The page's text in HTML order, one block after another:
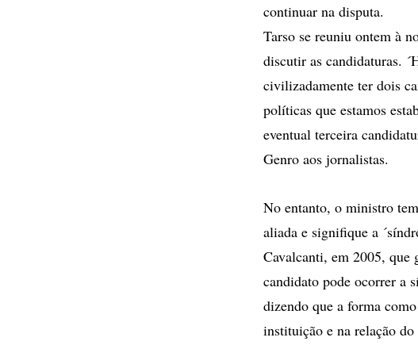
continuar na disputa.
Tarso se reuniu ontem à
discutir as candidaturas.
civilizadamente ter dois
políticas que estamos
eventual terceira
Genro aos jornalistas.
No entanto, o ministro
aliada e signifique a
Cavalcanti, em 2005, que
candidato pode ocorrer a
dizendo que a forma
instituição e na relação